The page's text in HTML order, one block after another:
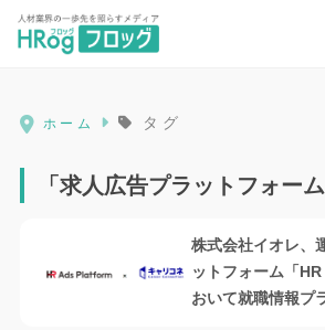
HRog | 人材業界の一歩先
ホーム タグ
「求人広告プラットフォー
株式会社イオレ、
ットフォーム「
おいて就職情報プ